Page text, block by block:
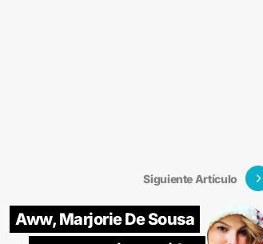
Siguiente Artículo
Aww, Marjorie De Sousa